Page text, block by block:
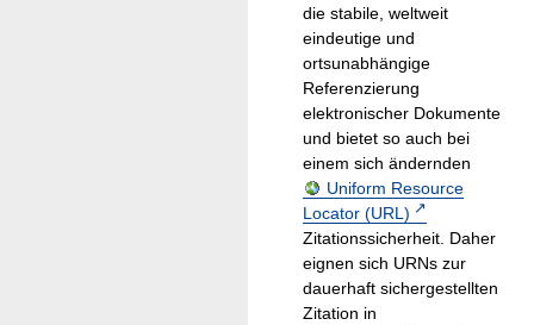
die stabile, weltweit
eindeutige und
ortsunabhängige
Referenzierung
elektronischer Dokumente
und bietet so auch bei
einem sich ändernden
Uniform Resource
Locator (URL)
Zitationssicherheit. Daher
eignen sich URNs zur
dauerhaft sichergestellten
Zitation in